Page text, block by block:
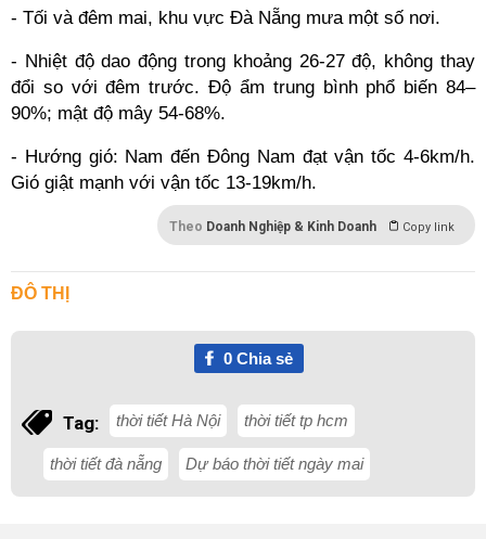
- Tối và đêm mai, khu vực Đà Nẵng mưa một số nơi.
- Nhiệt độ dao động trong khoảng 26-27 độ, không thay
đổi so với đêm trước. Độ ẩm trung bình phổ biến 84–
90%; mật độ mây 54-68%.
- Hướng gió: Nam đến Đông Nam đạt vận tốc 4-6km/h.
Gió giật mạnh với vận tốc 13-19km/h.
Theo Doanh Nghiệp & Kinh Doanh Copy link
ĐÔ THỊ
0Chia sẻ
Tag: thời tiết Hà Nội thời tiết tp hcm
thời tiết đà nẵng Dự báo thời tiết ngày mai